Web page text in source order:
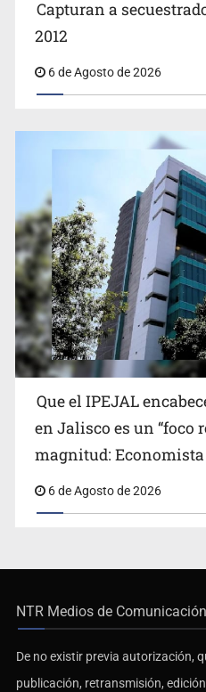
Cae ex mando por agresión
agente por abuso a menor
Capturan a
2012
6 de Agosto de 2026
Que el IPEJAL
en Jalisco es un “foco
magnitud: Economista
6 de Agosto de 2026
NTR Medios de Comunicación
De no existir previa autorización,
publicación, retransmisión,